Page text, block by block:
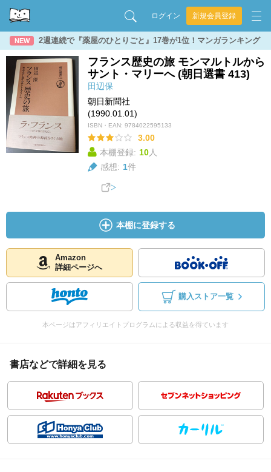
ログイン 新規会員登録
NEW 2週連続で『薬屋のひとりごと』17巻が1位！マンガランキング
フランス歴史の旅 モンマルトルから
サント・マリーへ (朝日選書 413)
田辺保
朝日新聞社
(1990.01.01)
ISBN・EAN: 9784022595133
3.00
本棚登録: 10人
感想: 1件
本棚に登録する
Amazon
詳細ページへ
購入ストア一覧
本ページはアフィリエイトプログラムによる収益を得ています
書店などで詳細を見る